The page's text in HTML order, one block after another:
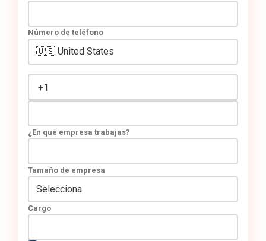
Número de teléfono
¿En qué empresa trabajas?
Tamaño de empresa
Cargo